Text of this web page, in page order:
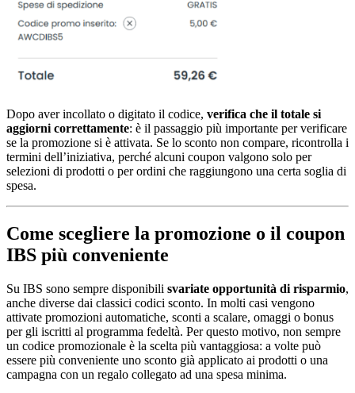
Dopo aver incollato o digitato il codice, verifica che il totale si
aggiorni correttamente: è il passaggio più importante per verificare
se la promozione si è attivata. Se lo sconto non compare, ricontrolla i
termini dell’iniziativa, perché alcuni coupon valgono solo per
selezioni di prodotti o per ordini che raggiungono una certa soglia di
spesa.
Come scegliere la promozione o il coupon
IBS più conveniente
Su IBS sono sempre disponibili svariate opportunità di risparmio,
anche diverse dai classici codici sconto. In molti casi vengono
attivate promozioni automatiche, sconti a scalare, omaggi o bonus
per gli iscritti al programma fedeltà. Per questo motivo, non sempre
un codice promozionale è la scelta più vantaggiosa: a volte può
essere più conveniente uno sconto già applicato ai prodotti o una
campagna con un regalo collegato ad una spesa minima.